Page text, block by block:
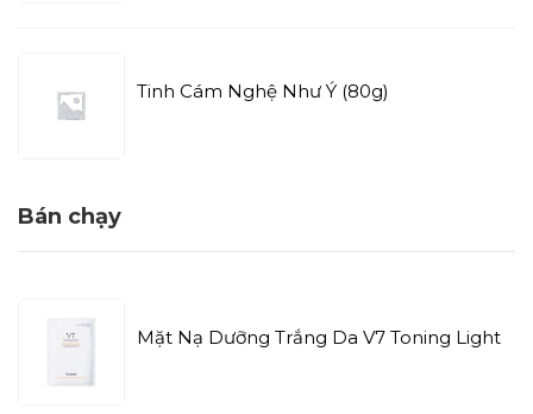
Tinh Cám Nghệ Như Ý (80g)
Bán chạy
Mặt Nạ Dưỡng Trắng Da V7 Toning Light